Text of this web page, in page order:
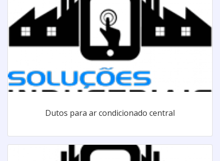
Dutos para ar condicionado central